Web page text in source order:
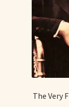
The Very